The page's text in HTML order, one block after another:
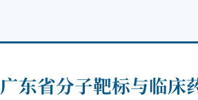
广东省分子靶标与临床